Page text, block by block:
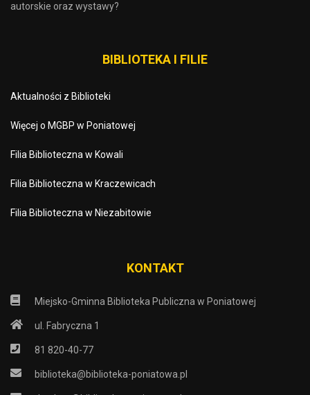
autorskie oraz wystawy?
BIBLIOTEKA I FILIE
Aktualności z Biblioteki
Więcej o MGBP w Poniatowej
Filia Biblioteczna w Kowali
Filia Biblioteczna w Kraczewicach
Filia Biblioteczna w Niezabitowie
KONTAKT
Miejsko-Gminna Biblioteka Publiczna w Poniatowej
ul. Fabryczna 1
81 820-40-77
biblioteka@biblioteka-poniatowa.pl